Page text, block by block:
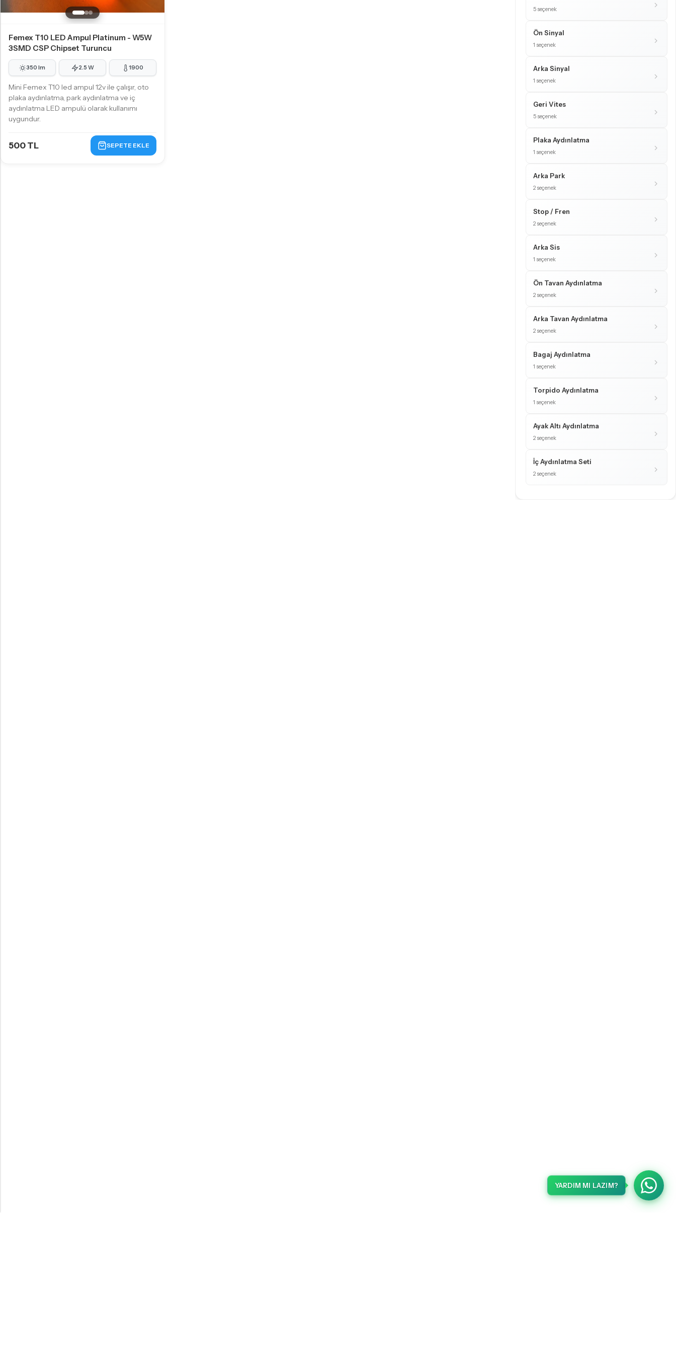
Femex T10 LED Ampul Platinum - W5W
3SMD CSP Chipset Turuncu
350 lm 2.5 W 1900
Mini Femex T10 led ampul 12v ile çalışır, oto
plaka aydınlatma, park aydınlatma ve iç
aydınlatma LED ampulü olarak kullanımı
uygundur.
500 TL SEPETE EKLE
5 seçenek
Ön Sinyal
1 seçenek
Arka Sinyal
1 seçenek
Geri Vites
5 seçenek
Plaka Aydınlatma
1 seçenek
Arka Park
2 seçenek
Stop / Fren
2 seçenek
Arka Sis
1 seçenek
Ön Tavan Aydınlatma
2 seçenek
Arka Tavan Aydınlatma
2 seçenek
Bagaj Aydınlatma
1 seçenek
Torpido Aydınlatma
1 seçenek
Ayak Altı Aydınlatma
2 seçenek
İç Aydınlatma Seti
2 seçenek
YARDIM MI LAZIM?